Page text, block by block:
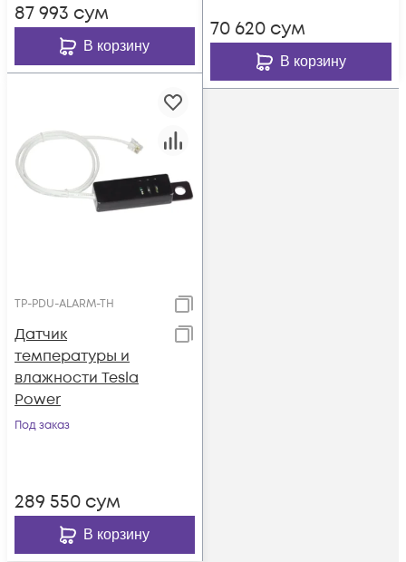
87 993 сум
В корзину
70 620 сум
В корзину
TP-PDU-ALARM-TH
Датчик
температуры и
влажности Tesla
Power
Под заказ
289 550 сум
В корзину